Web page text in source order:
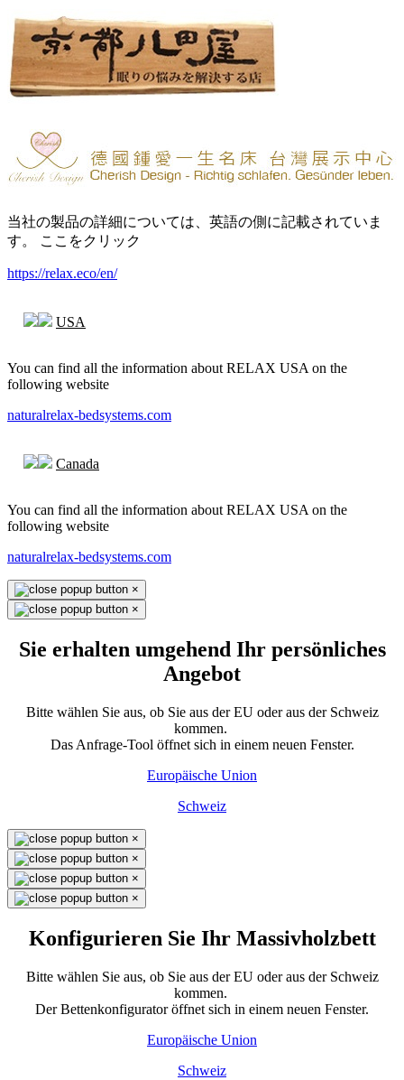
当社の製品の詳細については、英語の側に記載されていま
す。 ここをクリック
https://relax.eco/en/
USA
You can find all the information about RELAX USA on the
following website
naturalrelax-bedsystems.com
Canada
You can find all the information about RELAX USA on the
following website
naturalrelax-bedsystems.com
×
×
Sie erhalten umgehend Ihr persönliches
Angebot
Bitte wählen Sie aus, ob Sie aus der EU oder aus der Schweiz
kommen.
Das Anfrage-Tool öffnet sich in einem neuen Fenster.
Europäische Union
Schweiz
×
×
×
×
Konfigurieren Sie Ihr Massivholzbett
Bitte wählen Sie aus, ob Sie aus der EU oder aus der Schweiz
kommen.
Der Bettenkonfigurator öffnet sich in einem neuen Fenster.
Europäische Union
Schweiz